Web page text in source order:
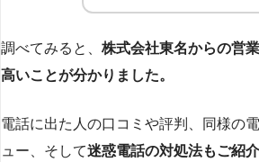
調べてみると、 株式会社東名からの営
高いことが分かりました。
電話に出た人の口コミや評判、同様の
ュー、そして迷惑電話の対処法もご紹